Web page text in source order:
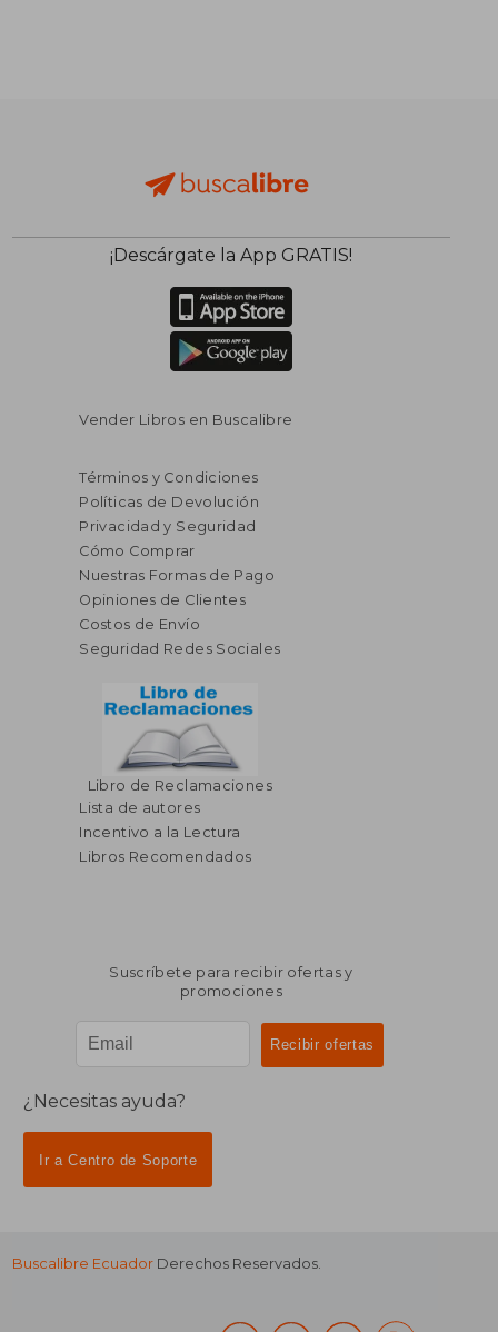
¡Descárgate la App GRATIS!
Vender Libros en Buscalibre
Términos y Condiciones
Políticas de Devolución
Privacidad y Seguridad
Cómo Comprar
Nuestras Formas de Pago
Opiniones de Clientes
Costos de Envío
Seguridad Redes Sociales
Libro de Reclamaciones
Lista de autores
Incentivo a la Lectura
Libros Recomendados
Suscríbete para recibir ofertas y
promociones
¿Necesitas ayuda?
Ir a Centro de Soporte
Buscalibre Ecuador Derechos Reservados.